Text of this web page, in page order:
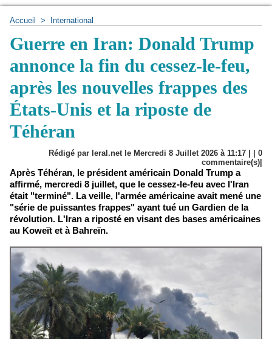
Accueil > International
Guerre en Iran: Donald Trump
annonce la fin du cessez-le-feu,
après les nouvelles frappes des
États-Unis et la riposte de
Téhéran
Rédigé par leral.net le Mercredi 8 Juillet 2026 à 11:17 | | 0
commentaire(s)|
Après Téhéran, le président américain Donald Trump a
affirmé, mercredi 8 juillet, que le cessez-le-feu avec l'Iran
était "terminé". La veille, l'armée américaine avait mené une
"série de puissantes frappes" ayant tué un Gardien de la
révolution. L'Iran a riposté en visant des bases américaines
au Koweït et à Bahreïn.